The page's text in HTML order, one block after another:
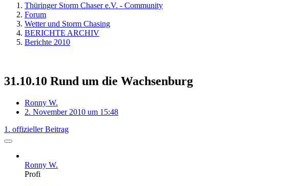
Thüringer Storm Chaser e.V. - Community
Forum
Wetter und Storm Chasing
BERICHTE ARCHIV
Berichte 2010
31.10.10 Rund um die Wachsenburg
Ronny W.
2. November 2010 um 15:48
1. offizieller Beitrag
Ronny W.
Profi